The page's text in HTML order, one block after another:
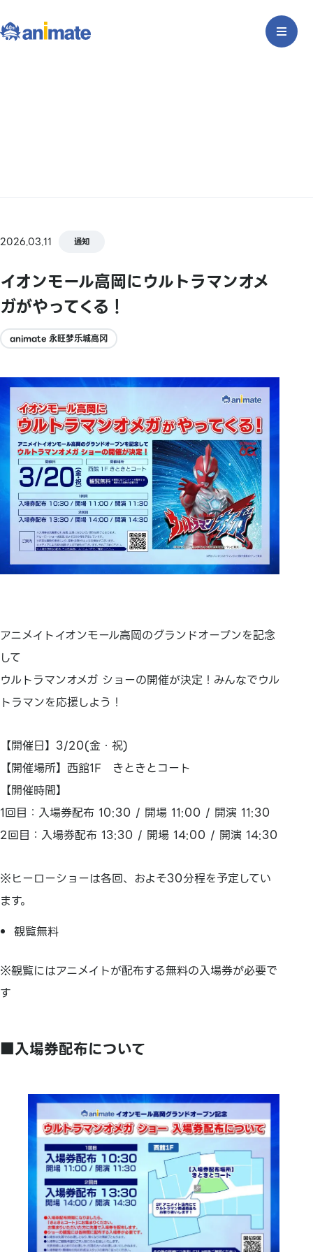
2026.03.11 通知
イオンモール高岡にウルトラマンオメ
ガがやってくる！
animate 永旺梦乐城高冈
アニメイトイオンモール高岡のグランドオープンを記念
して
ウルトラマンオメガ ショーの開催が決定！みんなでウル
トラマンを応援しよう！
【開催日】3/20(金・祝)
【開催場所】西館1F きときとコート
【開催時間】
1回目：入場券配布 10:30 / 開場 11:00 / 開演 11:30
2回目：入場券配布 13:30 / 開場 14:00 / 開演 14:30
※ヒーローショーは各回、およそ30分程を予定してい
ます。
観覧無料
※観覧にはアニメイトが配布する無料の入場券が必要で
す
■入場券配布について